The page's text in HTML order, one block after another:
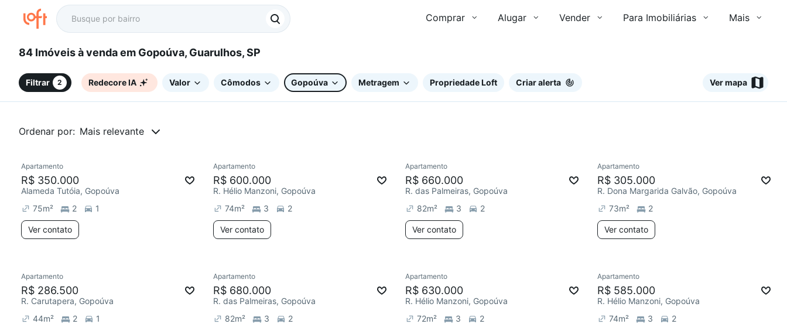
Comprar Alugar Vender Para Imobiliárias Mais
84 Imóveis à venda em Gopoúva, Guarulhos, SP
Filtrar 2 Redecore IA Valor Cômodos Gopoúva Metragem Propriedade Loft Criar alerta Ver mapa
Ordenar por: Mais relevante
Redecorar
Apartamento
R$ 350.000
Alameda Tutóia, Gopoúva
75m² 2 1
Ver contato
Redecorar
Apartamento
R$ 600.000
R. Hélio Manzoni, Gopoúva
74m² 3 2
Ver contato
Redecorar
Apartamento
R$ 660.000
R. das Palmeiras, Gopoúva
82m² 3 2
Ver contato
Redecorar
Apartamento
R$ 305.000
R. Dona Margarida Galvão, Gopoúva
73m² 2
Ver contato
Redecorar
Apartamento
R$ 286.500
R. Carutapera, Gopoúva
44m² 2 1
Apartamento
R$ 680.000
R. das Palmeiras, Gopoúva
82m² 3 2
Chegou este mês
Apartamento
R$ 630.000
R. Hélio Manzoni, Gopoúva
72m² 3 2
Redecorar
Apartamento
R$ 585.000
R. Hélio Manzoni, Gopoúva
74m² 3 2